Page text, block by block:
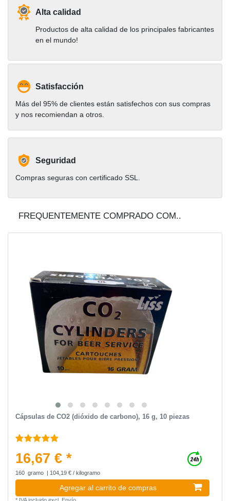
Alta calidad
Productos de alta calidad de los principales fabricantes
en el mundo!
Satisfacción
Más del 95% de clientes están satisfechos con sus compras
y nos recomiendan a otros.
Seguridad
Compras seguras con certificado SSL.
FREQUENTEMENTE COMPRADO COM..
Cápsulas de CO2 (dióxido de carbono), 16 g, 10 piezas
16,67 € *
160 gramo | 104,19 € / kilogramo
Agregar al carrito de compras